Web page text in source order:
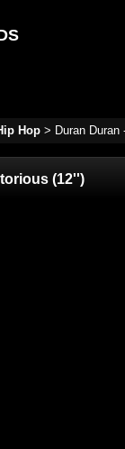
Hop > Duran Duran
(12'')